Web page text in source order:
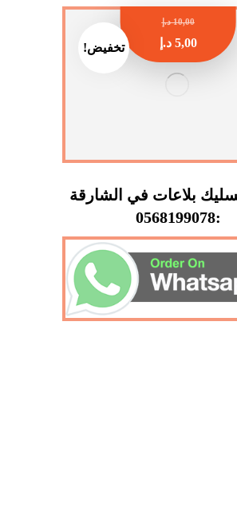
تخفيض!
بلاعات في الشارقة
:0568199078
10,00 د.إ
5,00 د.إ